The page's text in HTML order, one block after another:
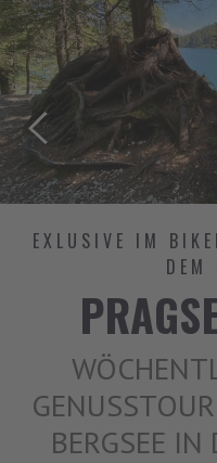
EXLUSIVE IM
DEM
BERGSEE